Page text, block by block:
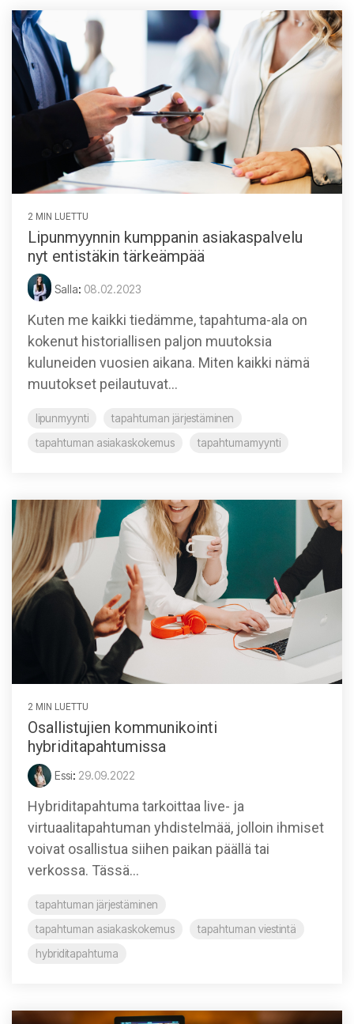
2 MIN LUETTU
Lipunmyynnin kumppanin asiakaspalvelu
nyt entistäkin tärkeämpää
Salla: 08.02.2023
Kuten me kaikki tiedämme, tapahtuma-ala on
kokenut historiallisen paljon muutoksia
kuluneiden vuosien aikana. Miten kaikki nämä
muutokset peilautuvat...
lipunmyynti
tapahtuman järjestäminen
tapahtuman asiakaskokemus
tapahtumamyynti
2 MIN LUETTU
Osallistujien kommunikointi
hybriditapahtumissa
Essi: 29.09.2022
Hybriditapahtuma tarkoittaa live- ja
virtuaalitapahtuman yhdistelmää, jolloin ihmiset
voivat osallistua siihen paikan päällä tai
verkossa. Tässä...
tapahtuman järjestäminen
tapahtuman asiakaskokemus
tapahtuman viestintä
hybriditapahtuma